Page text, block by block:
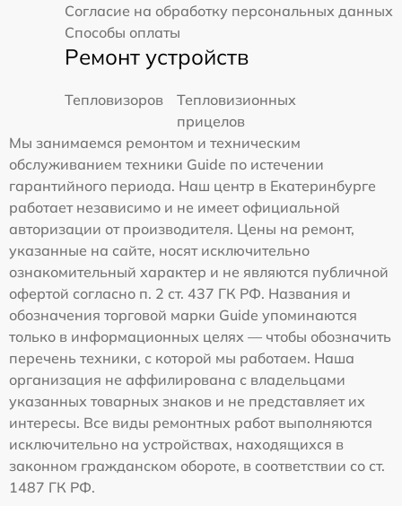
Согласие на обработку персональных данных
Способы оплаты
Ремонт устройств
Тепловизоров
Тепловизионных
прицелов
Мы занимаемся ремонтом и техническим
обслуживанием техники Guide по истечении
гарантийного периода. Наш центр в Екатеринбурге
работает независимо и не имеет официальной
авторизации от производителя. Цены на ремонт,
указанные на сайте, носят исключительно
ознакомительный характер и не являются публичной
офертой согласно п. 2 ст. 437 ГК РФ. Названия и
обозначения торговой марки Guide упоминаются
только в информационных целях — чтобы обозначить
перечень техники, с которой мы работаем. Наша
организация не аффилирована с владельцами
указанных товарных знаков и не представляет их
интересы. Все виды ремонтных работ выполняются
исключительно на устройствах, находящихся в
законном гражданском обороте, в соответствии со ст.
1487 ГК РФ.